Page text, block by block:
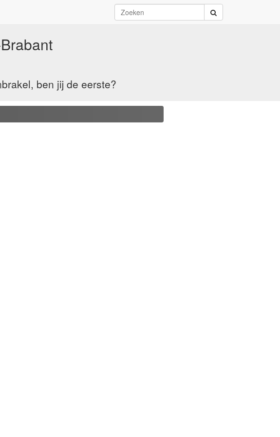
ben jij de eerste?